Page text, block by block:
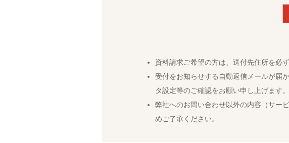
資料請求ご希望の方は、送付先住所を必
受付をお知らせする自動返信メールが届
タ設定等のご確認をお願い申し上げます。
弊社へのお問い合わせ以外の内容（サー
めご了承ください。